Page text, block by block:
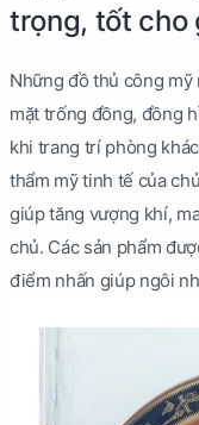
trọng, tốt cho
Những đồ thủ công
mặt trống đồng, đồng
khi trang trí phòng
thẩm mỹ tinh tế của
giúp tăng vượng khí,
chủ. Các sản phẩm
điểm nhấn giúp ngôi